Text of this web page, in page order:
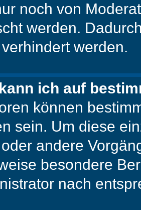
noch von
werden.
werden.
ich auf
können
sein. Um diese
andere
besondere
nach